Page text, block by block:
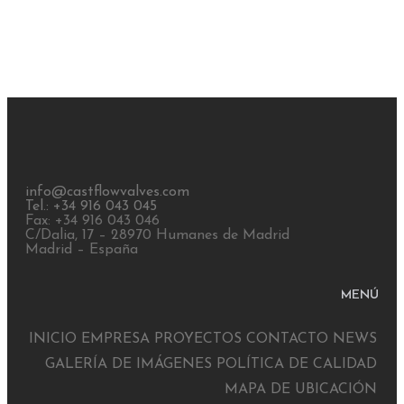
info@castflowvalves.com
Tel.: +34 916 043 045
Fax: +34 916 043 046
C/Dalia, 17 – 28970 Humanes de Madrid
Madrid – España
MENÚ
INICIO EMPRESA PROYECTOS CONTACTO NEWS
GALERÍA DE IMÁGENES POLÍTICA DE CALIDAD
MAPA DE UBICACIÓN